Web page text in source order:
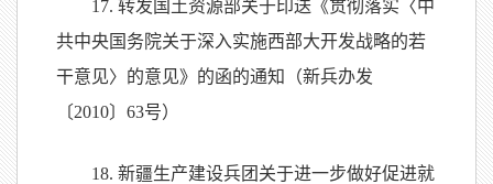
17. 转发国土资源部关于印送《贯彻落实〈中
共中央国务院关于深入实施西部大开发战略的若
干意见〉的意见》的函的通知（新兵办发
〔2010〕63号）
18. 新疆生产建设兵团关于进一步做好促进就